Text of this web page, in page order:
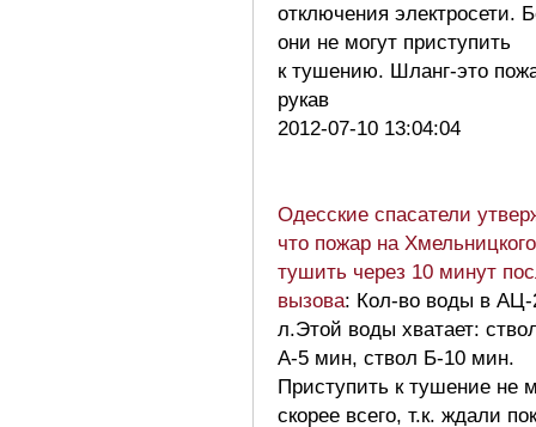
отключения электросети.
они не могут приступить
к тушению. Шланг-это
рукав
2012-07-10 13:04:04
Одесские спасатели
что пожар на
тушить через 10 минут
вызова: Кол-во воды в АЦ-
л.Этой воды хватает:
А-5 мин, ствол Б-10 мин.
Приступить к тушение не
скорее всего, т.к. ждали